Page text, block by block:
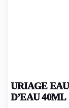
URIAGE
D’EAU 40ML